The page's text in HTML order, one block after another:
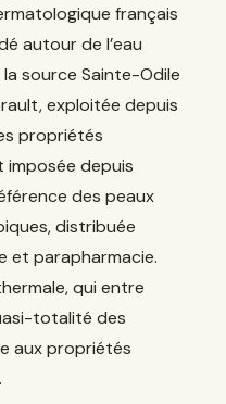
français
autour de l’eau
source Sainte-Odile
exploitée depuis
propriétés
imposée depuis
des peaux
distribuée
et parapharmacie.
qui entre
totalité des
aux propriétés